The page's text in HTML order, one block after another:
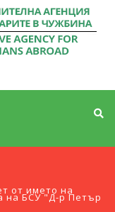
от името на
на БСУ "Д-р Петър